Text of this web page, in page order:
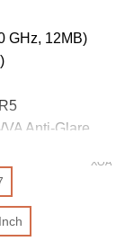
GHz, 12MB)
Anti-Glare
Student 2021
XÓA